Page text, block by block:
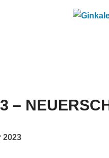
–
2023